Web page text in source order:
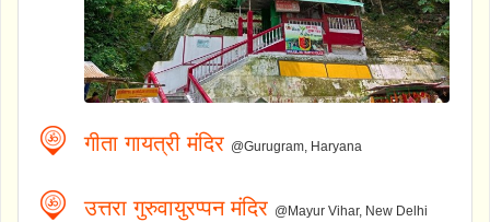
गीता गायत्री मंदिर @Gurugram, Haryana
उत्तरा गुरुवायुरप्पन मंदिर @Mayur Vihar, New Delhi